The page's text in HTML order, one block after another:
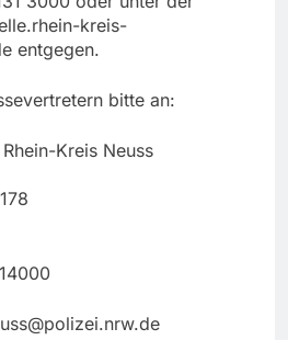
kreis-
entgegen.
bitte an:
Kreis Neuss